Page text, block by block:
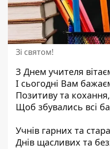
Зі святом!
З Днем учителя
І сьогодні Вам
Позитиву та кохання,
Щоб збувались всі
Учнів гарних та
Днів щасливих та